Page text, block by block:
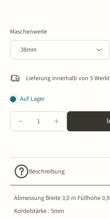
Maschenweite
Lieferung innerhalb von 5
Auf Lager
Beschreibung
Abmessung Breite 3,0 m Füllhöhe
Kordelstärke : 5mm